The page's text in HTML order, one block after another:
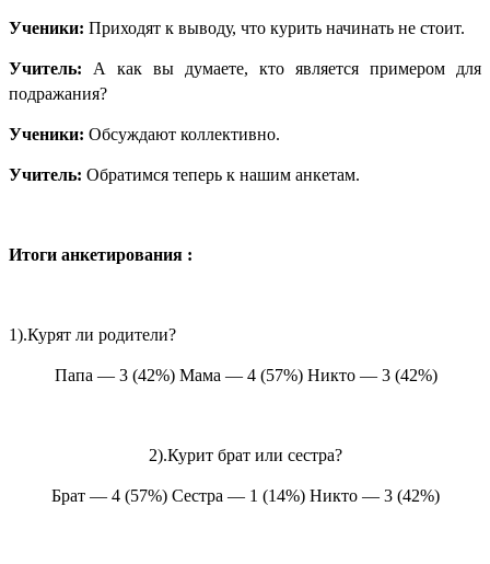
Ученики: Приходят к выводу, что курить начинать не стоит.
Учитель: А как вы думаете, кто является примером для
подражания?
Ученики: Обсуждают коллективно.
Учитель: Обратимся теперь к нашим анкетам.
Итоги анкетирования :
1).Курят ли родители?
Папа — 3 (42%) Мама — 4 (57%) Никто — 3 (42%)
2).Курит брат или сестра?
Брат — 4 (57%) Сестра — 1 (14%) Никто — 3 (42%)